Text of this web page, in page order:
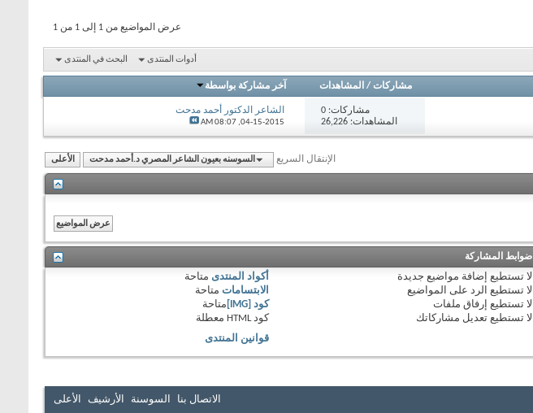
عرض المواضيع من 1 إلى 1 من 1
أدوات المنتدى البحث في المنتدى
مشاركات / المشاهدات آخر مشاركة بواسطة
مشاركات:0
المشاهدات: 26,226
الشاعر الدكتور أحمد مدحت
04-15-2015,
08:07 AM
الإنتقال السريع السوسنه بعيون الشاعر المصري د.أحمد مدحت الأعلى
ضوابط المشاركة
لا تستطيع إضافة مواضيع جديدة
لا تستطيع الرد على المواضيع
لا تستطيع إرفاق ملفات
لا تستطيع تعديل مشاركاتك
أكواد المنتدى متاحة
الابتسامات متاحة
كود [IMG]
متاحة
كود HTML
معطلة
قوانين المنتدى
الاتصال بنا السوسنة الأرشيف الأعلى